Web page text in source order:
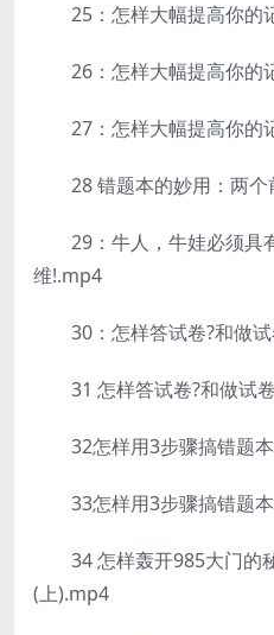
25：怎样大幅提高你的
26：怎样大幅提高你的
27：怎样大幅提高你的
28 错题本的妙用：两个
29：牛人，牛娃必须具
维!.mp4
30：怎样答试卷?和做试
31 怎样答试卷?和做试
32怎样用3步骤搞错题本
33怎样用3步骤搞错题本
34 怎样轰开985大门的
(上).mp4